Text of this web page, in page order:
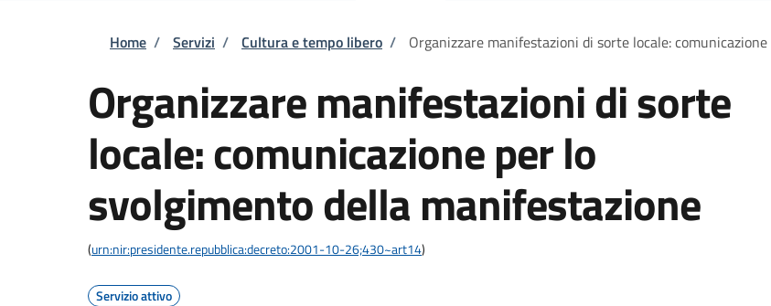
Briciole di pane
Home / Servizi / Cultura e tempo libero / Organizzare manifestazioni di sorte locale:
Organizzare manifestazioni di sorte
locale: comunicazione per lo
svolgimento della manifestazione
(urn:nir:presidente.repubblica:decreto:2001-10-26;430~art14)
Servizio attivo